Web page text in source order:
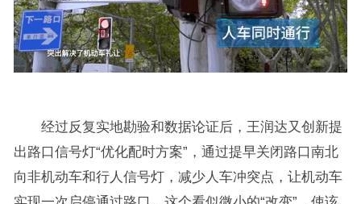
经过反复实地勘验和数据论证后，王润达又创新提
出路口信号灯“优化配时方案”，通过提早关闭路口南北
向非机动车和行人信号灯，减少人车冲突点，让机动车